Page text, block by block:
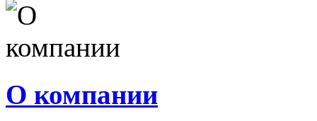
О компании